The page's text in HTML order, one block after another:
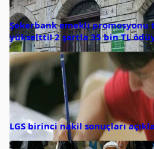
Şekerbank emekli
yükseltti! 2 şartla 35 bin TL
LGS birinci nakil sonuçları